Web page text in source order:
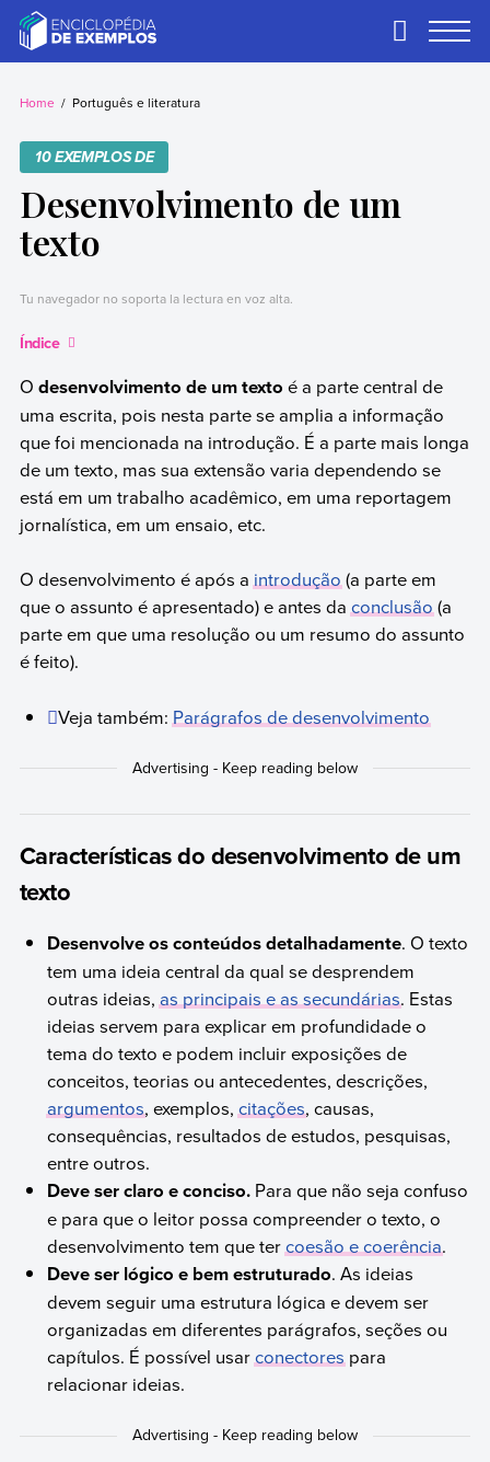
contentExemplos
Precisa de
temos.
Primary
Home Português e literatura
10 EXEMPLOS DE
Desenvolvimento de um
texto
Tu navegador no soporta la lectura en voz alta.
Índice
O desenvolvimento de um texto é a parte central de
uma escrita, pois nesta parte se amplia a informação
que foi mencionada na introdução. É a parte mais longa
de um texto, mas sua extensão varia dependendo se
está em um trabalho acadêmico, em uma reportagem
jornalística, em um ensaio, etc.
O desenvolvimento é após aintrodução(a parte em
que o assunto é apresentado) e antes daconclusão(a
parte em que uma resolução ou um resumo do assunto
é feito).
Veja também:Parágrafos de desenvolvimento
Características do desenvolvimento de um
texto
Desenvolve os conteúdos detalhadamente. O texto
tem uma ideia central da qual se desprendem
outras ideias,as principais e as secundárias. Estas
ideias servem para explicar em profundidade o
tema do texto e podem incluir exposições de
conceitos, teorias ou antecedentes, descrições,
argumentos, exemplos,citações, causas,
consequências, resultados de estudos, pesquisas,
entre outros.
Deve ser claro e conciso. Para que não seja confuso
e para que o leitor possa compreender o texto, o
desenvolvimento tem que tercoesão e coerência.
Deve ser lógico e bem estruturado. As ideias
devem seguir uma estrutura lógica e devem ser
organizadas em diferentes parágrafos, seções ou
capítulos. É possível usarconectorespara
relacionar ideias.